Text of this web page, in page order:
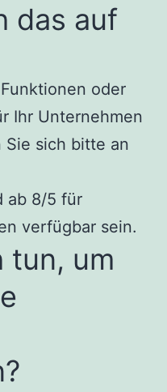
das auf
oder
Ihr Unternehmen
sich bitte an
ab 8/5 für
verfügbar sein.
tun, um